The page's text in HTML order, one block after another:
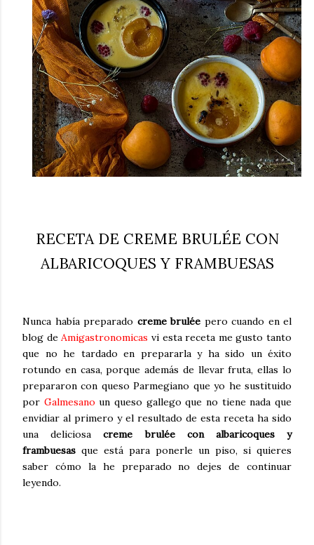
RECETA DE CREME BRULÉE CON
ALBARICOQUES Y FRAMBUESAS
Nunca había preparado creme brulée pero cuando en el
blog deAmigastronomicas vi esta receta me gusto tanto
que no he tardado en prepararla y ha sido un éxito
rotundo en casa, porque además de llevar fruta, ellas lo
prepararon con queso Parmegiano que yo he sustituido
por Galmesano un queso gallego que no tiene nada que
envidiar al primero y el resultado de esta receta ha sido
una deliciosacreme brulée con albaricoques y
frambuesas que está para ponerle un piso, si quieres
saber cómo la he preparado no dejes de continuar
leyendo.